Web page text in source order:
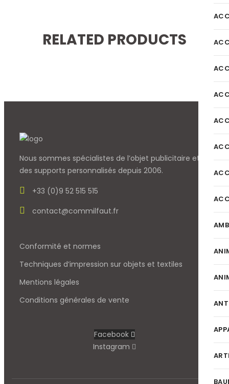
RELATED PRODUCTS
Nous sommes spécialistes de l’objet publicitaire et
des supports personnalisés depuis 2006.
+33 (0)9 52 515 515
contact@commilfaut.fr
Conformité et normes
Techniques d’impression sur objets et textiles
Mentions légales
Conditions générales de vente
Facebook
Instagram